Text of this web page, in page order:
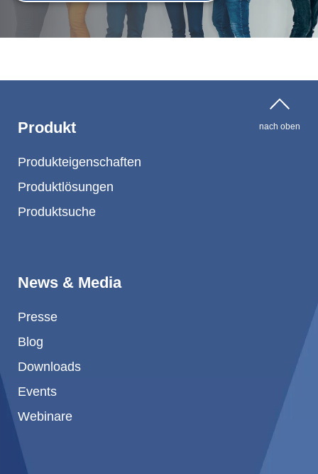
Produkt
Produkteigenschaften
Produktlösungen
Produktsuche
News & Media
Presse
Blog
Downloads
Events
Webinare
nach oben